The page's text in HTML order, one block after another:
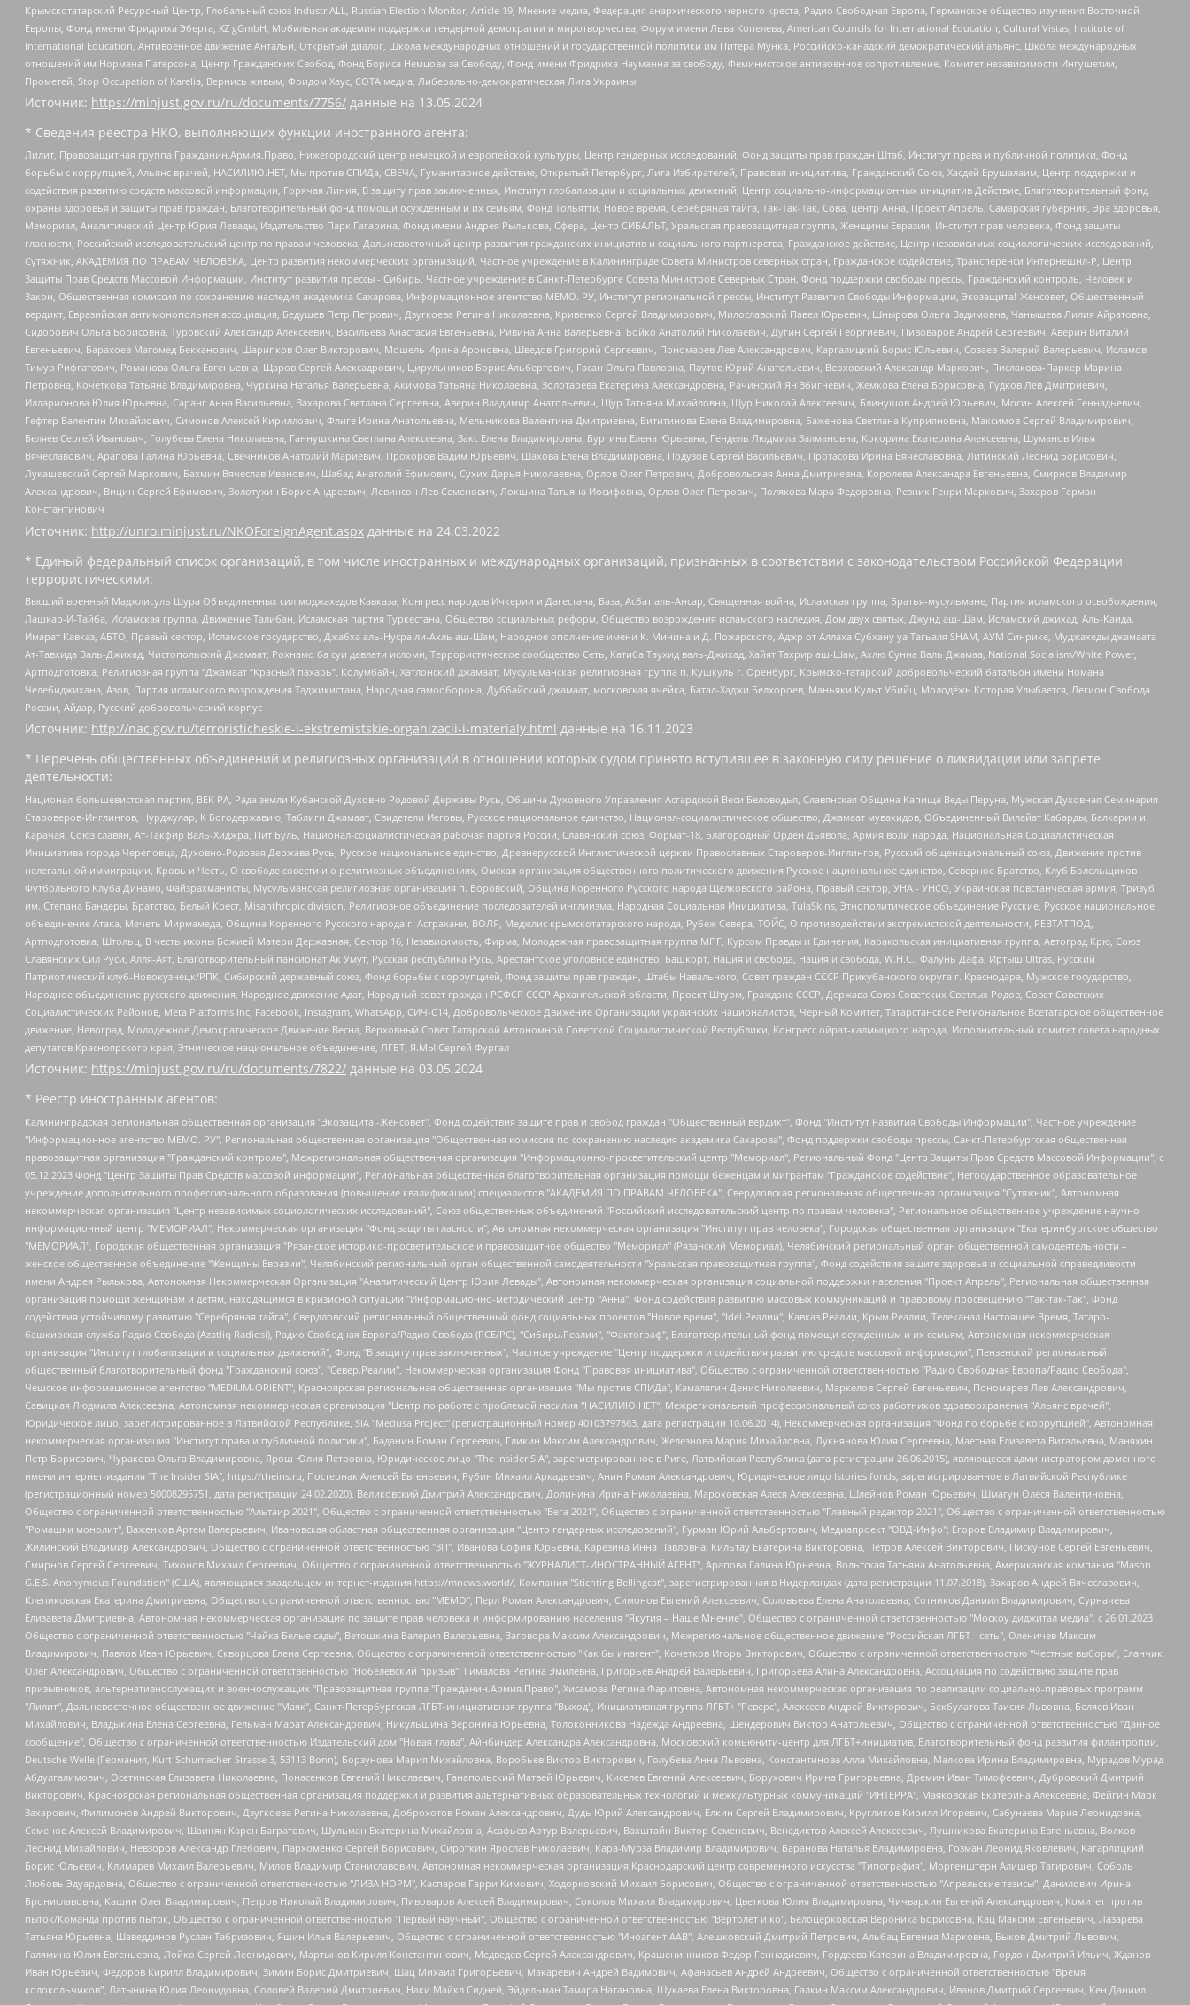
Крымскотатарский Ресурсный Центр, Глобальный союз IndustriALL, Russian Election Monitor, Article 19, Мнение медиа, Федерация анархического черного креста, Радио Свободная Европа, Германское общество изучения Восточной
Европы, Фонд имени Фридриха Эберта, XZ gGmbH, Мобильная академия поддержки гендерной демократии и миротворчества, Форум имени Льва Копелева, American Councils for International Education, Cultural Vistas, Institute of
International Education, Антивоенное движение Антальи, Открытый диалог, Школа международных отношений и государственной политики им Питера Мунка, Российско-канадский демократический альянс, Школа международных
отношений им Нормана Патерсона, Центр Гражданских Свобод, Фонд Бориса Немцова за Свободу, Фонд имени Фридриха Науманна за свободу, Феминистское антивоенное сопротивление, Комитет независимости Ингушетии,
Прометей, Stop Occupation of Karelia, Вернись живым, Фридом Хаус, СОТА медиа, Либерально-демократическая Лига Украины
Источник: https://minjust.gov.ru/ru/documents/7756/ данные на 13.05.2024
* Сведения реестра НКО, выполняющих функции иностранного агента:
Лилит, Правозащитная группа Гражданин.Армия.Право, Нижегородский центр немецкой и европейской культуры, Центр гендерных исследований, Фонд защиты прав граждан Штаб, Институт права и публичной политики, Фонд
борьбы с коррупцией, Альянс врачей, НАСИЛИЮ.НЕТ, Мы против СПИДа, СВЕЧА, Гуманитарное действие, Открытый Петербург, Лига Избирателей, Правовая инициатива, Гражданский Союз, Хасдей Ерушалаим, Центр поддержки и
содействия развитию средств массовой информации, Горячая Линия, В защиту прав заключенных, Институт глобализации и социальных движений, Центр социально-информационных инициатив Действие, Благотворительный фонд
охраны здоровья и защиты прав граждан, Благотворительный фонд помощи осужденным и их семьям, Фонд Тольятти, Новое время, Серебряная тайга, Так-Так-Так, Сова, центр Анна, Проект Апрель, Самарская губерния, Эра здоровья,
Мемориал, Аналитический Центр Юрия Левады, Издательство Парк Гагарина, Фонд имени Андрея Рылькова, Сфера, Центр СИБАЛЬТ, Уральская правозащитная группа, Женщины Евразии, Институт прав человека, Фонд защиты
гласности, Российский исследовательский центр по правам человека, Дальневосточный центр развития гражданских инициатив и социального партнерства, Гражданское действие, Центр независимых социологических исследований,
Сутяжник, АКАДЕМИЯ ПО ПРАВАМ ЧЕЛОВЕКА, Центр развития некоммерческих организаций, Частное учреждение в Калининграде Совета Министров северных стран, Гражданское содействие, Трансперенси Интернешнл-Р, Центр
Защиты Прав Средств Массовой Информации, Институт развития прессы - Сибирь, Частное учреждение в Санкт-Петербурге Совета Министров Северных Стран, Фонд поддержки свободы прессы, Гражданский контроль, Человек и
Закон, Общественная комиссия по сохранению наследия академика Сахарова, Информационное агентство МЕМО. РУ, Институт региональной прессы, Институт Развития Свободы Информации, Экозащита!-Женсовет, Общественный
вердикт, Евразийская антимонопольная ассоциация, Бедушев Петр Петрович, Дзугкоева Регина Николаевна, Кривенко Сергей Владимирович, Милославский Павел Юрьевич, Шнырова Ольга Вадимовна, Чанышева Лилия Айратовна,
Сидорович Ольга Борисовна, Туровский Александр Алексеевич, Васильева Анастасия Евгеньевна, Ривина Анна Валерьевна, Бойко Анатолий Николаевич, Дугин Сергей Георгиевич, Пивоваров Андрей Сергеевич, Аверин Виталий
Евгеньевич, Барахоев Магомед Бекханович, Шарипков Олег Викторович, Мошель Ирина Ароновна, Шведов Григорий Сергеевич, Пономарев Лев Александрович, Каргалицкий Борис Юльевич, Созаев Валерий Валерьевич, Исламов
Тимур Рифгатович, Романова Ольга Евгеньевна, Щаров Сергей Алексадрович, Цирульников Борис Альбертович, Гасан Ольга Павловна, Паутов Юрий Анатольевич, Верховский Александр Маркович, Пислакова-Паркер Марина
Петровна, Кочеткова Татьяна Владимировна, Чуркина Наталья Валерьевна, Акимова Татьяна Николаевна, Золотарева Екатерина Александровна, Рачинский Ян Збигневич, Жемкова Елена Борисовна, Гудков Лев Дмитриевич,
Илларионова Юлия Юрьевна, Саранг Анна Васильевна, Захарова Светлана Сергеевна, Аверин Владимир Анатольевич, Щур Татьяна Михайловна, Щур Николай Алексеевич, Блинушов Андрей Юрьевич, Мосин Алексей Геннадьевич,
Гефтер Валентин Михайлович, Симонов Алексей Кириллович, Флиге Ирина Анатольевна, Мельникова Валентина Дмитриевна, Вититинова Елена Владимировна, Баженова Светлана Куприяновна, Максимов Сергей Владимирович,
Беляев Сергей Иванович, Голубева Елена Николаевна, Ганнушкина Светлана Алексеевна, Закс Елена Владимировна, Буртина Елена Юрьевна, Гендель Людмила Залмановна, Кокорина Екатерина Алексеевна, Шуманов Илья
Вячеславович, Арапова Галина Юрьевна, Свечников Анатолий Мариевич, Прохоров Вадим Юрьевич, Шахова Елена Владимировна, Подузов Сергей Васильевич, Протасова Ирина Вячеславовна, Литинский Леонид Борисович,
Лукашевский Сергей Маркович, Бахмин Вячеслав Иванович, Шабад Анатолий Ефимович, Сухих Дарья Николаевна, Орлов Олег Петрович, Добровольская Анна Дмитриевна, Королева Александра Евгеньевна, Смирнов Владимир
Александрович, Вицин Сергей Ефимович, Золотухин Борис Андреевич, Левинсон Лев Семенович, Локшина Татьяна Иосифовна, Орлов Олег Петрович, Полякова Мара Федоровна, Резник Генри Маркович, Захаров Герман
Константинович
Источник: http://unro.minjust.ru/NKOForeignAgent.aspx данные на 24.03.2022
* Единый федеральный список организаций, в том числе иностранных и международных организаций, признанных в соответствии с законодательством Российской Федерации
террористическими:
Высший военный Маджлисуль Шура Объединенных сил моджахедов Кавказа, Конгресс народов Ичкерии и Дагестана, База, Асбат аль-Ансар, Священная война, Исламская группа, Братья-мусульмане, Партия исламского освобождения,
Лашкар-И-Тайба, Исламская группа, Движение Талибан, Исламская партия Туркестана, Общество социальных реформ, Общество возрождения исламского наследия, Дом двух святых, Джунд аш-Шам, Исламский джихад, Аль-Каида,
Имарат Кавказ, АБТО, Правый сектор, Исламское государство, Джабха аль-Нусра ли-Ахль аш-Шам, Народное ополчение имени К. Минина и Д. Пожарского, Аджр от Аллаха Субхану уа Тагьаля SHAM, АУМ Синрике, Муджахеды джамаата
Ат-Тавхида Валь-Джихад, Чистопольский Джамаат, Рохнамо ба суи давлати исломи, Террористическое сообщество Сеть, Катиба Таухид валь-Джихад, Хайят Тахрир аш-Шам, Ахлю Сунна Валь Джамаа, National Socialism/White Power,
Артподготовка, Религиозная группа “Джамаат “Красный пахарь”, Колумбайн, Хатлонский джамаат, Мусульманская религиозная группа п. Кушкуль г. Оренбург, Крымско-татарский добровольческий батальон имени Номана
Челебиджихана, Азов, Партия исламского возрождения Таджикистана, Народная самооборона, Дуббайский джамаат, московская ячейка, Батал-Хаджи Белхороев, Маньяки Культ Убийц, Молодёжь Которая Улыбается, Легион Свобода
России, Айдар, Русский добровольческий корпус
Источник: http://nac.gov.ru/terroristicheskie-i-ekstremistskie-organizacii-i-materialy.html данные на 16.11.2023
* Перечень общественных объединений и религиозных организаций в отношении которых судом принято вступившее в законную силу решение о ликвидации или запрете
деятельности:
Национал-большевистская партия, ВЕК РА, Рада земли Кубанской Духовно Родовой Державы Русь, Община Духовного Управления Асгардской Веси Беловодья, Славянская Община Капища Веды Перуна, Мужская Духовная Семинария
Староверов-Инглингов, Нурджулар, К Богодержавию, Таблиги Джамаат, Свидетели Иеговы, Русское национальное единство, Национал-социалистическое общество, Джамаат мувахидов, Объединенный Вилайат Кабарды, Балкарии и
Карачая, Союз славян, Ат-Такфир Валь-Хиджра, Пит Буль, Национал-социалистическая рабочая партия России, Славянский союз, Формат-18, Благородный Орден Дьявола, Армия воли народа, Национальная Социалистическая
Инициатива города Череповца, Духовно-Родовая Держава Русь, Русское национальное единство, Древнерусской Инглистической церкви Православных Староверов-Инглингов, Русский общенациональный союз, Движение против
нелегальной иммиграции, Кровь и Честь, О свободе совести и о религиозных объединениях, Омская организация общественного политического движения Русское национальное единство, Северное Братство, Клуб Болельщиков
Футбольного Клуба Динамо, Файзрахманисты, Мусульманская религиозная организация п. Боровский, Община Коренного Русского народа Щелковского района, Правый сектор, УНА - УНСО, Украинская повстанческая армия, Тризуб
им. Степана Бандеры, Братство, Белый Крест, Misanthropic division, Религиозное объединение последователей инглиизма, Народная Социальная Инициатива, TulaSkins, Этнополитическое объединение Русские, Русское национальное
объединение Атака, Мечеть Мирмамеда, Община Коренного Русского народа г. Астрахани, ВОЛЯ, Меджлис крымскотатарского народа, Рубеж Севера, ТОЙС, О противодействии экстремистской деятельности, РЕВТАТПОД,
Артподготовка, Штольц, В честь иконы Божией Матери Державная, Сектор 16, Независимость, Фирма, Молодежная правозащитная группа МПГ, Курсом Правды и Единения, Каракольская инициативная группа, Автоград Крю, Союз
Славянских Сил Руси, Алля-Аят, Благотворительный пансионат Ак Умут, Русская республика Русь, Арестантское уголовное единство, Башкорт, Нация и свобода, Нация и свобода, W.H.С., Фалунь Дафа, Иртыш Ultras, Русский
Патриотический клуб-Новокузнецк/РПК, Сибирский державный союз, Фонд борьбы с коррупцией, Фонд защиты прав граждан, Штабы Навального, Совет граждан СССР Прикубанского округа г. Краснодара, Мужское государство,
Народное объединение русского движения, Народное движение Адат, Народный совет граждан РСФСР СССР Архангельской области, Проект Штурм, Граждане СССР, Держава Союз Советских Светлых Родов, Совет Советских
Социалистических Районов, Meta Platforms Inc, Facebook, Instagram, WhatsApp, СИЧ-С14, Добровольческое Движение Организации украинских националистов, Черный Комитет, Татарстанское Региональное Всетатарское общественное
движение, Невоград, Молодежное Демократическое Движение Весна, Верховный Совет Татарской Автономной Советской Социалистической Республики, Конгресс ойрат-калмыцкого народа, Исполнительный комитет совета народных
депутатов Красноярского края, Этническое национальное объединение, ЛГБТ, Я.МЫ Сергей Фургал
Источник: https://minjust.gov.ru/ru/documents/7822/ данные на 03.05.2024
* Реестр иностранных агентов:
Калининградская региональная общественная организация "Экозащита!-Женсовет", Фонд содействия защите прав и свобод граждан "Общественный вердикт", Фонд "Институт Развития Свободы Информации", Частное учреждение "Информационное агентство МЕМО. РУ", Региональная общественная организация "Общественная комиссия по сохранению наследия академика Сахарова", Фонд поддержки свободы прессы, Санкт-Петербургская общественная правозащитная организация "Гражданский контроль", Межрегиональная общественная организация "Информационно-просветительский центр "Мемориал", Региональный Фонд "Центр Защиты Прав Средств Массовой Информации", с 05.12.2023 Фонд "Центр Защиты Прав Средств массовой информации", Региональная общественная благотворительная организация помощи беженцам и мигрантам "Гражданское содействие", Негосударственное образовательное учреждение дополнительного профессионального образования (повышение квалификации) специалистов "АКАДЕМИЯ ПО ПРАВАМ ЧЕЛОВЕКА", Свердловская региональная общественная организация "Сутяжник", Автономная некоммерческая организация "Центр независимых социологических исследований", Союз общественных объединений "Российский исследовательский центр по правам человека", Региональное общественное учреждение научно-информационный центр "МЕМОРИАЛ", Некоммерческая организация "Фонд защиты гласности", Автономная некоммерческая организация "Институт прав человека", Городская общественная организация "Екатеринбургское общество "МЕМОРИАЛ", Городская общественная организация "Рязанское историко-просветительское и правозащитное общество "Мемориал" (Рязанский Мемориал), Челябинский региональный орган общественной самодеятельности – женское общественное объединение "Женщины Евразии", Челябинский региональный орган общественной самодеятельности "Уральская правозащитная группа", Фонд содействия защите здоровья и социальной справедливости имени Андрея Рылькова, Автономная Некоммерческая Организация "Аналитический Центр Юрия Левады", Автономная некоммерческая организация социальной поддержки населения "Проект Апрель", Региональная общественная организация помощи женщинам и детям, находящимся в кризисной ситуации "Информационно-методический центр "Анна", Фонд содействия развитию массовых коммуникаций и правовому просвещению "Так-так-Так", Фонд содействия устойчивому развитию "Серебряная тайга", Свердловский региональный общественный фонд социальных проектов "Новое время", "Idel.Реалии", Кавказ.Реалии, Крым.Реалии, Телеканал Настоящее Время, Татаро-башкирская служба Радио Свобода (Azatliq Radiosi), Радио Свободная Европа/Радио Свобода (PCE/PC), "Сибирь.Реалии", "Фактограф", Благотворительный фонд помощи осужденным и их семьям, Автономная некоммерческая организация "Институт глобализации и социальных движений", Фонд "В защиту прав заключенных", Частное учреждение "Центр поддержки и содействия развитию средств массовой информации", Пензенский региональный общественный благотворительный фонд "Гражданский союз", "Север.Реалии", Некоммерческая организация Фонд "Правовая инициатива", Общество с ограниченной ответственностью "Радио Свободная Европа/Радио Свобода", Чешское информационное агентство "MEDIUM-ORIENT", Красноярская региональная общественная организация "Мы против СПИДа", Камалягин Денис Николаевич, Маркелов Сергей Евгеньевич, Пономарев Лев Александрович, Савицкая Людмила Алексеевна, Автономная некоммерческая организация "Центр по работе с проблемой насилия "НАСИЛИЮ.НЕТ", Межрегиональный профессиональный союз работников здравоохранения "Альянс врачей", Юридическое лицо, зарегистрированное в Латвийской Республике, SIA "Medusa Project" (регистрационный номер 40103797863, дата регистрации 10.06.2014), Некоммерческая организация "Фонд по борьбе с коррупцией", Автономная некоммерческая организация "Институт права и публичной политики", Баданин Роман Сергеевич, Гликин Максим Александрович, Железнова Мария Михайловна, Лукьянова Юлия Сергеевна, Маетная Елизавета Витальевна, Маняхин Петр Борисович, Чуракова Ольга Владимировна, Ярош Юлия Петровна, Юридическое лицо "The Insider SIA", зарегистрированное в Риге, Латвийская Республика (дата регистрации 26.06.2015), являющееся администратором доменного имени интернет-издания "The Insider SIA", https://theins.ru, Постернак Алексей Евгеньевич, Рубин Михаил Аркадьевич, Анин Роман Александрович, Юридическое лицо Istories fonds, зарегистрированное в Латвийской Республике (регистрационный номер 50008295751, дата регистрации 24.02.2020), Великовский Дмитрий Александрович, Долинина Ирина Николаевна, Мароховская Алеся Алексеевна, Шлейнов Роман Юрьевич, Шмагун Олеся Валентиновна, Общество с ограниченной ответственностью "Альтаир 2021", Общество с ограниченной ответственностью "Вега 2021", Общество с ограниченной ответственностью "Главный редактор 2021", Общество с ограниченной ответственностью "Ромашки монолит", Важенков Артем Валерьевич, Ивановская областная общественная организация "Центр гендерных исследований", Гурман Юрий Альбертович, Медиапроект "ОВД-Инфо", Егоров Владимир Владимирович, Жилинский Владимир Александрович, Общество с ограниченной ответственностью "ЗП", Иванова София Юрьевна, Карезина Инна Павловна, Кильтау Екатерина Викторовна, Петров Алексей Викторович, Пискунов Сергей Евгеньевич, Смирнов Сергей Сергеевич, Тихонов Михаил Сергеевич, Общество с ограниченной ответственностью "ЖУРНАЛИСТ-ИНОСТРАННЫЙ АГЕНТ", Арапова Галина Юрьевна, Вольтская Татьяна Анатольевна, Американская компания "Mason G.E.S. Anonymous Foundation" (США), являющаяся владельцем интернет-издания https://mnews.world/, Компания "Stichting Bellingcat", зарегистрированная в Нидерландах (дата регистрации 11.07.2018), Захаров Андрей Вячеславович, Клепиковская Екатерина Дмитриевна, Общество с ограниченной ответственностью "МЕМО", Перл Роман Александрович, Симонов Евгений Алексеевич, Соловьева Елена Анатольевна, Сотников Даниил Владимирович, Сурначева Елизавета Дмитриевна, Автономная некоммерческая организация по защите прав человека и информированию населения "Якутия – Наше Мнение", Общество с ограниченной ответственностью "Москоу диджитал медиа", с 26.01.2023 Общество с ограниченной ответственностью "Чайка Белые сады", Ветошкина Валерия Валерьевна, Заговора Максим Александрович, Межрегиональное общественное движение "Российская ЛГБТ - сеть", Оленичев Максим Владимирович, Павлов Иван Юрьевич, Скворцова Елена Сергеевна, Общество с ограниченной ответственностью "Как бы инагент", Кочетков Игорь Викторович, Общество с ограниченной ответственностью "Честные выборы", Еланчик Олег Александрович, Общество с ограниченной ответственностью "Нобелевский призыв", Гималова Регина Эмилевна, Григорьев Андрей Валерьевич, Григорьева Алина Александровна, Ассоциация по содействию защите прав призывников, альтернативнослужащих и военнослужащих "Правозащитная группа "Гражданин.Армия.Право", Хисамова Регина Фаритовна, Автономная некоммерческая организация по реализации социально-правовых программ "Лилит", Дальневосточное общественное движение "Маяк", Санкт-Петербургская ЛГБТ-инициативная группа "Выход", Инициативная группа ЛГБТ+ "Реверс", Алексеев Андрей Викторович, Бекбулатова Таисия Львовна, Беляев Иван Михайлович, Владыкина Елена Сергеевна, Гельман Марат Александрович, Никульшина Вероника Юрьевна, Толоконникова Надежда Андреевна, Шендерович Виктор Анатольевич, Общество с ограниченной ответственностью "Данное сообщение", Общество с ограниченной ответственностью Издательский дом "Новая глава", Айнбиндер Александра Александровна, Московский комьюнити-центр для ЛГБТ+инициатив, Благотворительный фонд развития филантропии, Deutsche Welle (Германия, Kurt-Schumacher-Strasse 3, 53113 Bonn), Борзунова Мария Михайловна, Воробьев Виктор Викторович, Голубева Анна Львовна, Константинова Алла Михайловна, Малкова Ирина Владимировна, Мурадов Мурад Абдулгалимович, Осетинская Елизавета Николаевна, Понасенков Евгений Николаевич, Ганапольский Матвей Юрьевич, Киселев Евгений Алексеевич, Борухович Ирина Григорьевна, Дремин Иван Тимофеевич, Дубровский Дмитрий Викторович, Красноярская региональная общественная организация поддержки и развития альтернативных образовательных технологий и межкультурных коммуникаций "ИНТЕРРА", Маяковская Екатерина Алексеевна, Фейгин Марк Захарович, Филимонов Андрей Викторович, Дзугкоева Регина Николаевна, Доброхотов Роман Александрович, Дудь Юрий Александрович, Елкин Сергей Владимирович, Кругликов Кирилл Игоревич, Сабунаева Мария Леонидовна, Семенов Алексей Владимирович, Шаинян Карен Багратович, Шульман Екатерина Михайловна, Асафьев Артур Валерьевич, Вахштайн Виктор Семенович, Венедиктов Алексей Алексеевич, Лушникова Екатерина Евгеньевна, Волков Леонид Михайлович, Невзоров Александр Глебович, Пархоменко Сергей Борисович, Сироткин Ярослав Николаевич, Кара-Мурза Владимир Владимирович, Баранова Наталья Владимировна, Гозман Леонид Яковлевич, Кагарлицкий Борис Юльевич, Климарев Михаил Валерьевич, Милов Владимир Станиславович, Автономная некоммерческая организация Краснодарский центр современного искусства "Типография", Моргенштерн Алишер Тагирович, Соболь Любовь Эдуардовна, Общество с ограниченной ответственностью "ЛИЗА НОРМ", Каспаров Гарри Кимович, Ходорковский Михаил Борисович, Общество с ограниченной ответственностью "Апрельские тезисы", Данилович Ирина Брониславовна, Кашин Олег Владимирович, Петров Николай Владимирович, Пивоваров Алексей Владимирович, Соколов Михаил Владимирович, Цветкова Юлия Владимировна, Чичваркин Евгений Александрович, Комитет против пыток/Команда против пыток, Общество с ограниченной ответственностью "Первый научный", Общество с ограниченной ответственностью "Вертолет и ко", Белоцерковская Вероника Борисовна, Кац Максим Евгеньевич, Лазарева Татьяна Юрьевна, Шаведдинов Руслан Табризович, Яшин Илья Валерьевич, Общество с ограниченной ответственностью "Иноагент ААВ", Алешковский Дмитрий Петрович, Альбац Евгения Марковна, Быков Дмитрий Львович, Галямина Юлия Евгеньевна, Лойко Сергей Леонидович, Мартынов Кирилл Константинович, Медведев Сергей Александрович, Крашенинников Федор Геннадиевич, Гордеева Катерина Вл